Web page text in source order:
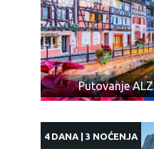
Putovanje
4 DANA | 3 NOĆENJA